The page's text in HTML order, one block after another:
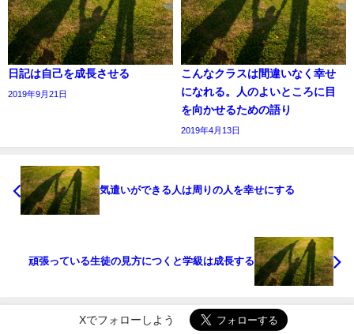
日記は自己を成長させる
2019年9月21日
こんなクラスは間違いなく幸せ
になれる。人のよいところに目
を向かせるための語り
2019年4月13日
気遣いができる人は周りの人を幸せにする
頑張っている生徒の見方につくと学級は成長する
Xでフォローしよう